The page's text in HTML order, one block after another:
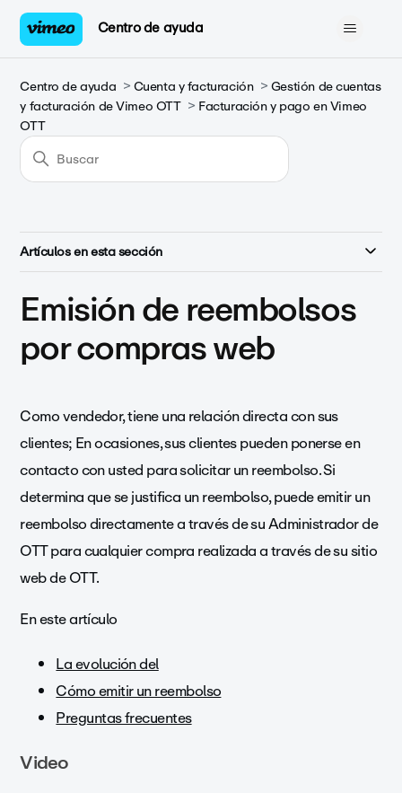
Centro de ayuda
Centro de ayuda Cuenta y facturación
Gestión de cuentas
y facturación de Vimeo OTT
Facturación y pago en Vimeo
OTT
Artículos en esta sección
Emisión de reembolsos
por compras web
Como vendedor, tiene una relación directa con sus
clientes; En ocasiones, sus clientes pueden ponerse en
contacto con usted para solicitar un reembolso. Si
determina que se justifica un reembolso, puede emitir un
reembolso directamente a través de su Administrador de
OTT para cualquier compra realizada a través de su sitio
web de OTT.
En este artículo
La evolución del
Cómo emitir un reembolso
Preguntas frecuentes
Video